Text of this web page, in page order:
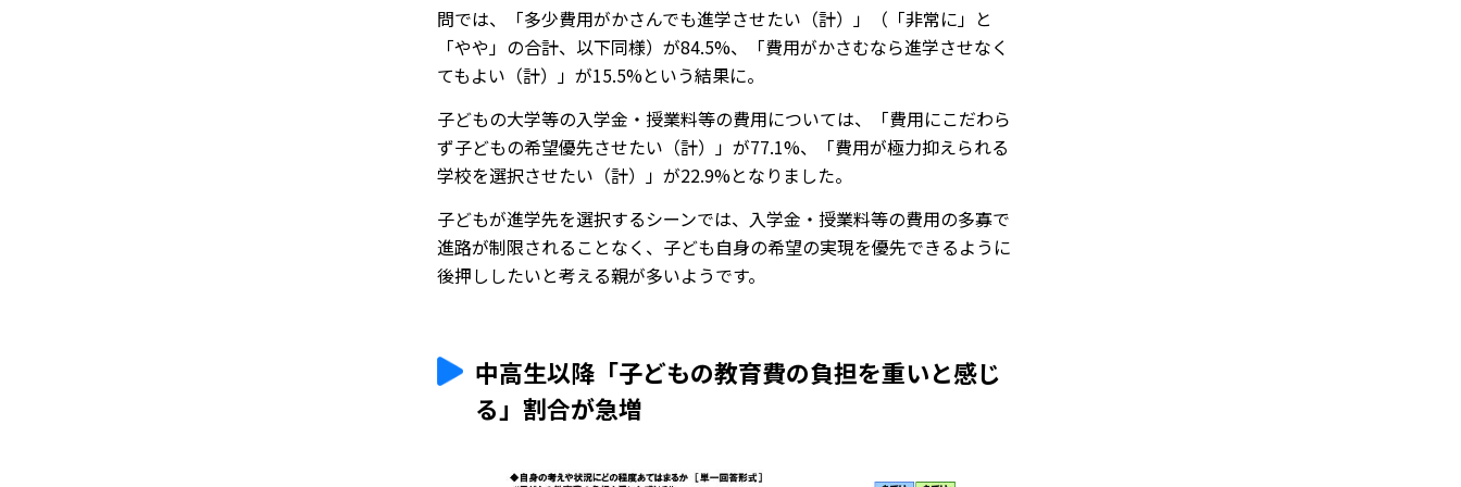
問では、「多少費用がかさんでも進学させたい（計）」（「非常に」と
「やや」の合計、以下同様）が84.5%、「費用がかさむなら進学させなく
てもよい（計）」が15.5%という結果に。
子どもの大学等の入学金・授業料等の費用については、「費用にこだわら
ず子どもの希望優先させたい（計）」が77.1%、「費用が極力抑えられる
学校を選択させたい（計）」が22.9%となりました。
子どもが進学先を選択するシーンでは、入学金・授業料等の費用の多寡で
進路が制限されることなく、子ども自身の希望の実現を優先できるように
後押ししたいと考える親が多いようです。
中高生以降「子どもの教育費の負担を重いと感じ
る」割合が急増